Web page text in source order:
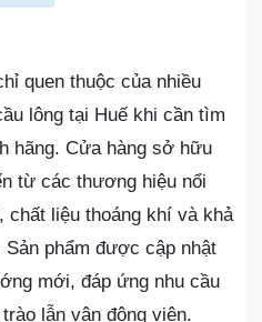
quen thuộc của nhiều
lông tại Huế khi cần tìm
hãng. Cửa hàng sở hữu
từ các thương hiệu nổi
chất liệu thoáng khí và khả
Sản phẩm được cập nhật
mới, đáp ứng nhu cầu
lẫn vận động viên.